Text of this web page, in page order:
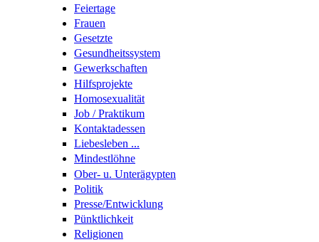
Feiertage
Frauen
Gesetzte
Gesundheitssystem
Gewerkschaften
Hilfsprojekte
Homosexualität
Job / Praktikum
Kontaktadessen
Liebesleben ...
Mindestlöhne
Ober- u. Unterägypten
Politik
Presse/Entwicklung
Pünktlichkeit
Religionen